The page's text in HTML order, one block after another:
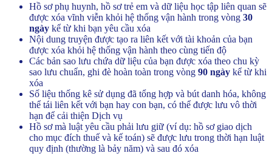
Hồ sơ phụ huynh, hồ sơ trẻ em và dữ liệu học tập liên quan sẽ
được xóa vĩnh viễn khỏi hệ thống vận hành trong vòng 30
ngày kể từ khi bạn yêu cầu xóa
Nội dung truyện được tạo ra liên kết với tài khoản của bạn
được xóa khỏi hệ thống vận hành theo cùng tiến độ
Các bản sao lưu chứa dữ liệu của bạn được xóa theo chu kỳ
sao lưu chuẩn, ghi đè hoàn toàn trong vòng 90 ngày kể từ khi
xóa
Số liệu thống kê sử dụng đã tổng hợp và bút danh hóa, không
thể tái liên kết với bạn hay con bạn, có thể được lưu vô thời
hạn để cải thiện Dịch vụ
Hồ sơ mà luật yêu cầu phải lưu giữ (ví dụ: hồ sơ giao dịch
cho mục đích thuế và kế toán) sẽ được lưu trong thời hạn luật
quy định (thường là bảy năm) và sau đó xóa